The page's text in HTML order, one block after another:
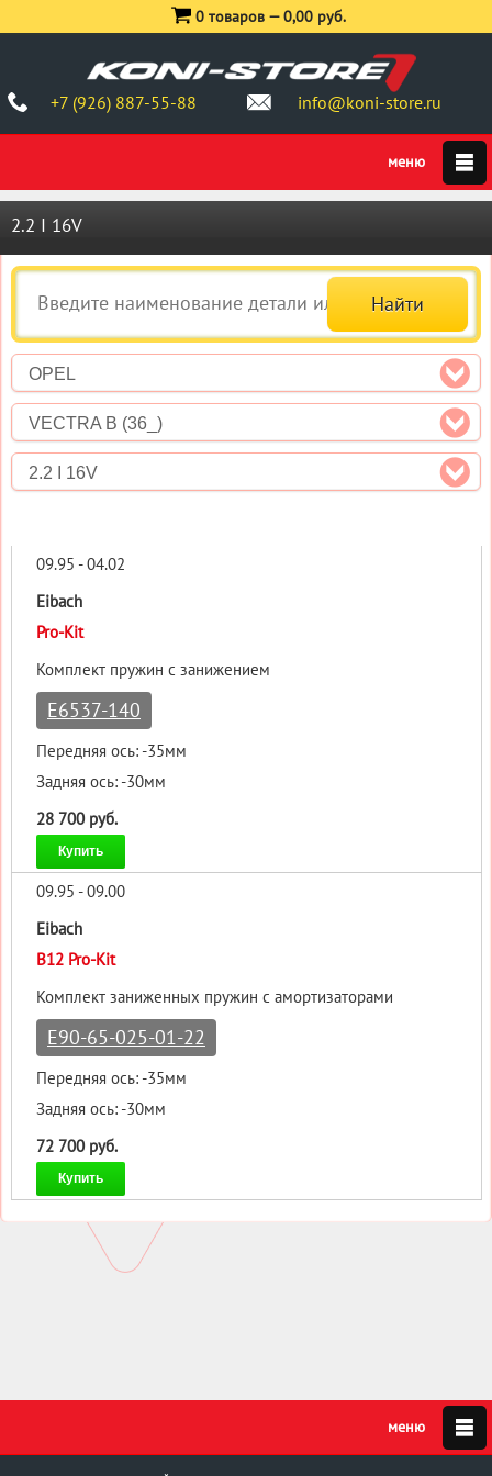
+7 (926) 887-55-88 info@koni-store.ru
0 товаров —0,00 руб.
2.2 I 16V
OPEL
VECTRA B (36_)
2.2 I 16V
09.95 - 04.02
Eibach
Pro-Kit
Комплект пружин с занижением
E6537-140
Передняя ось: -35мм
Задняя ось: -30мм
28 700 руб.
Купить
09.95 - 09.00
Eibach
B12 Pro-Kit
Комплект заниженных пружин с амортизаторами
E90-65-025-01-22
Передняя ось: -35мм
Задняя ось: -30мм
72 700 руб.
Купить